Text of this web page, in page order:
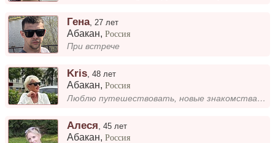
Гена, 27 лет
Абакан,Россия
При встрече
Kris,48 лет
Абакан,Россия
Люблю путешествовать, новые знакомства и общение
Алеся ,45 лет
Абакан,Россия